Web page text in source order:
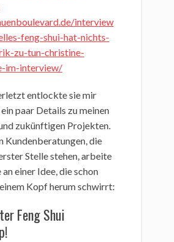
interview
feng-shui-hat-nichts-
zu-tun-christine-
im-interview/
entlockte sie mir
paar Details zu meinen
zukünftigen Projekten.
Kundenberatungen, die
Stelle stehen, arbeite
einer Idee, die schon
Kopf herum schwirrt:
Feng Shui